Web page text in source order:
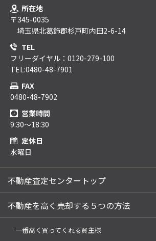
所在地
〒345-0035
埼玉県北葛飾郡杉戸町内田2-6-14
TEL
フリーダイヤル：0120-279-100
TEL:0480-48-7901
FAX
0480-48-7902
営業時間
9:30～18:30
定休日
水曜日
不動産査定センタートップ
不動産を高く売却する５つの方法
一番高く買ってくれる買主様